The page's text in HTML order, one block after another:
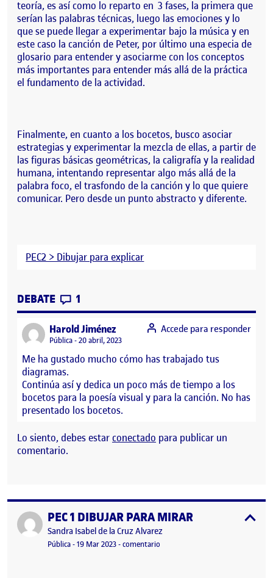
teoría, es así como lo reparto en 3 fases, la primera que
serían las palabras técnicas, luego las emociones y lo
que se puede llegar a experimentar bajo la música y en
este caso la canción de Peter, por último una especia de
glosario para entender y asociarme con los conceptos
más importantes para entender más allá de la práctica
el fundamento de la actividad.
Finalmente, en cuanto a los bocetos, busco asociar
estrategias y experimentar la mezcla de ellas, a partir de
las figuras básicas geométricas, la caligrafía y la realidad
humana, intentando representar algo más allá de la
palabra foco, el trasfondo de la canción y lo que quiere
comunicar. Pero desde un punto abstracto y diferente.
PEC2 > Dibujar para explicar
DEBATE CONTRIBUTIONS
1
Harold Jiménezsays:
Visibilidad:
Pública 20 abril, 2023
Me ha gustado mucho cómo has trabajado tus
diagramas.
Continúa así y dedica un poco más de tiempo a los
bocetos para la poesía visual y para la canción. No has
presentado los bocetos.
Accede para responder
Lo siento, debes estarconectado para publicar un
comentario.
Publicado porPEC 1 DIBUJAR PARA MIRAR
Publicado por
Sandra Isabel de la Cruz Alvarez
Visibilidad:
Pública-Fecha de publicación
19 Mar 2023-comentario